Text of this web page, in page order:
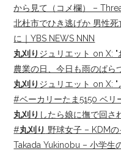
から見て（コメ欄） –
北杜市でひき逃げか 男性
に｜YBS NEWS NNN
丸刈り ジュリエット on X:
農業の日、今日も雨のぱら
丸刈り ジュリエット on X:
#ベーカリーたま5150 ベリ
丸刈り したら娘に撫で回さ
#丸刈り 野球女子 – KDM
Takada Yukinobu – 小学生